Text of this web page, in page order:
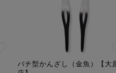
バチ型かんざし（金魚）【大